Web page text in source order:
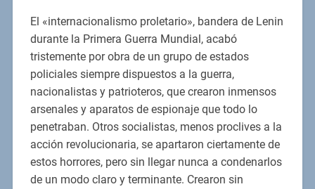
El «internacionalismo proletario», bandera de Lenin
durante la Primera Guerra Mundial, acabó
tristemente por obra de un grupo de estados
policiales siempre dispuestos a la guerra,
nacionalistas y patrioteros, que crearon inmensos
arsenales y aparatos de espionaje que todo lo
penetraban. Otros socialistas, menos proclives a la
acción revolucionaria, se apartaron ciertamente de
estos horrores, pero sin llegar nunca a condenarlos
de un modo claro y terminante. Crearon sin